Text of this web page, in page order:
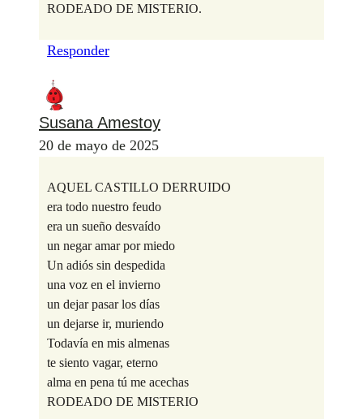
RODEADO DE MISTERIO.
Responder
Susana Amestoy
20 de mayo de 2025
AQUEL CASTILLO DERRUIDO
era todo nuestro feudo
era un sueño desvaído
un negar amar por miedo
Un adiós sin despedida
una voz en el invierno
un dejar pasar los días
un dejarse ir, muriendo
Todavía en mis almenas
te siento vagar, eterno
alma en pena tú me acechas
RODEADO DE MISTERIO